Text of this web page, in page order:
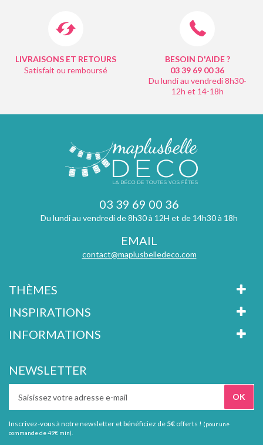
LIVRAISONS ET RETOURS
Satisfait ou remboursé
BESOIN D'AIDE ?
03 39 69 0036
Du lundi au vendredi 8h30-
12h et 14-18h
03 39 69 00 36
Du lundi au vendredi de 8h30 à 12H et de 14h30 à 18h
EMAIL
contact@maplusbelledeco.com
THÈMES
INSPIRATIONS
INFORMATIONS
NEWSLETTER
Inscrivez-vous à notre newsletter et bénéficiez de 5€ offerts ! (pour une
commande de 49€ min).